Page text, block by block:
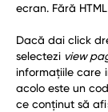
ecran. Fără
Dacă dai click
selectezi view
informațiile care
acolo este un
ce conținut să